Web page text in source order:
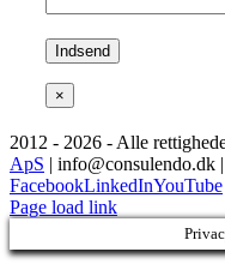
×
2012 - 2026 - Alle
ApS |
FacebookLinkedInYouTube
Page load link